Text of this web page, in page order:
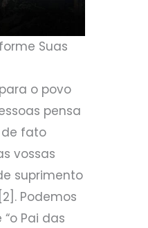
Suas
o povo
pensa
de fato
vossas
suprimento
Podemos
Pai das